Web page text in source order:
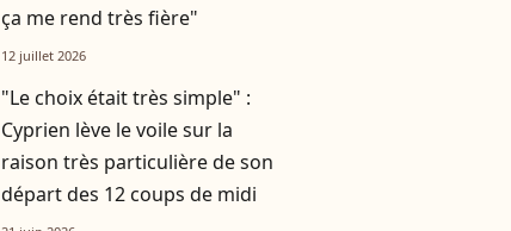
ça me rend très fière"
12 juillet 2026
"Le choix était très simple" :
Cyprien lève le voile sur la
raison très particulière de son
départ des 12 coups de midi